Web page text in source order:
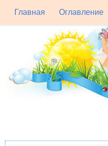
Главная Оглавление